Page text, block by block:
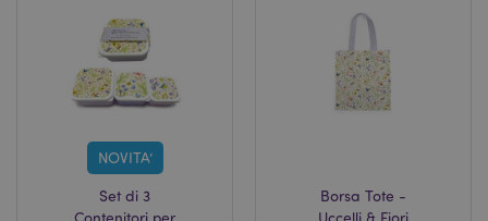
NOVITA’
Set di 3
Borsa Tote -
Prestazione
I cookie strettamente necessari consentono le
funzionalità di base del sito web come accesso alla
propria area riservata e gestione dell'account. Il sito
senza i cookie strettamente necessari.
Nome
Dominio